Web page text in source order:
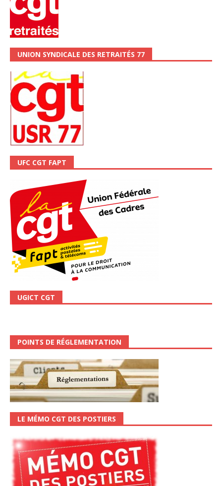
UNION SYNDICALE DES RETRAITÉS 77
UFC CGT FAPT
UGICT CGT
POINTS DE RÉGLEMENTATION
LE MÉMO CGT DES POSTIERS